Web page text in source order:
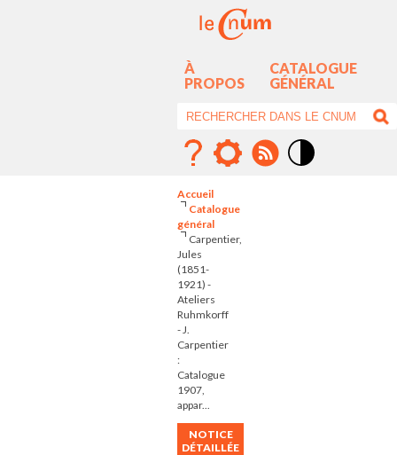
À
PROPOS
CATALOGUE
GÉNÉRAL
Accueil
Catalogue
général
Carpentier,
Jules
(1851-
1921) -
Ateliers
Ruhmkorff
- J.
Carpentier
:
Catalogue
1907,
appar...
NOTICE
DÉTAILLÉE